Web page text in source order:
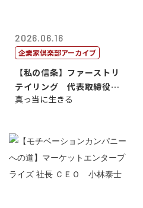
2026.06.16
企業家倶楽部アーカイブ
【私の信条】ファーストリ
テイリング 代表取締役会
長兼社長 柳...
真っ当に生きる